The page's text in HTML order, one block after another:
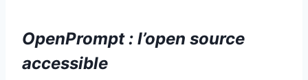
OpenPrompt : l’open source
accessible